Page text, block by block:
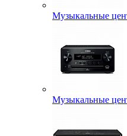
Музыкальные
Музыкальные